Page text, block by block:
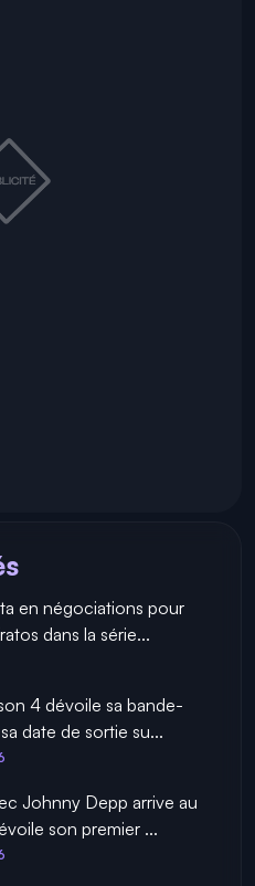
en négociations pour
dans la série...
4 dévoile sa bande-
date de sortie su...
Johnny Depp arrive au
son premier ...